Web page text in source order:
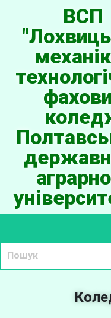
ВСП